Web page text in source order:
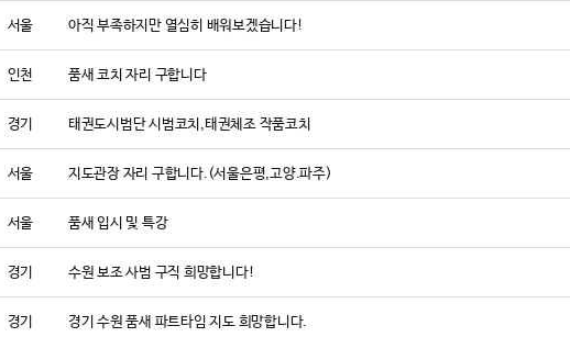
서울 아직 부족하지만 열심히 배워보겠습니다!
인천 품새 코치 자리 구합니다
경기 태권도시범단 시범코치,태권체조 작품코치
서울 지도관장 자리 구합니다.(서울은평,고양.파주)
서울 품새 입시 및 특강
경기 수원 보조 사범 구직 희망합니다!
경기 경기 수원 품새 파트타임 지도 희망합니다.